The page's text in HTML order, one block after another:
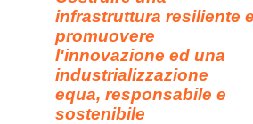
infrastruttura resiliente
promuovere
l'innovazione ed una
industrializzazione
equa, responsabile e
sostenibile